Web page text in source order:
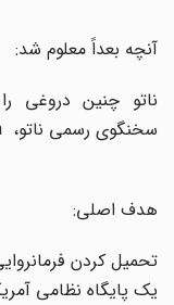
آنچه بعداً معلوم شد:
ناتو چنین دروغی
سخنگوی رسمی ناتو،
هدف اصلی:
تحمیل کردن فرمانروایی
یک پایگاه نظامی